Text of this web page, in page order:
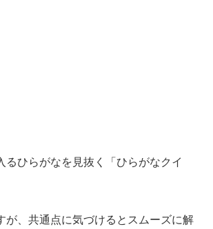
るひらがなを見抜く「ひらがなクイ
が、共通点に気づけるとスムーズに解